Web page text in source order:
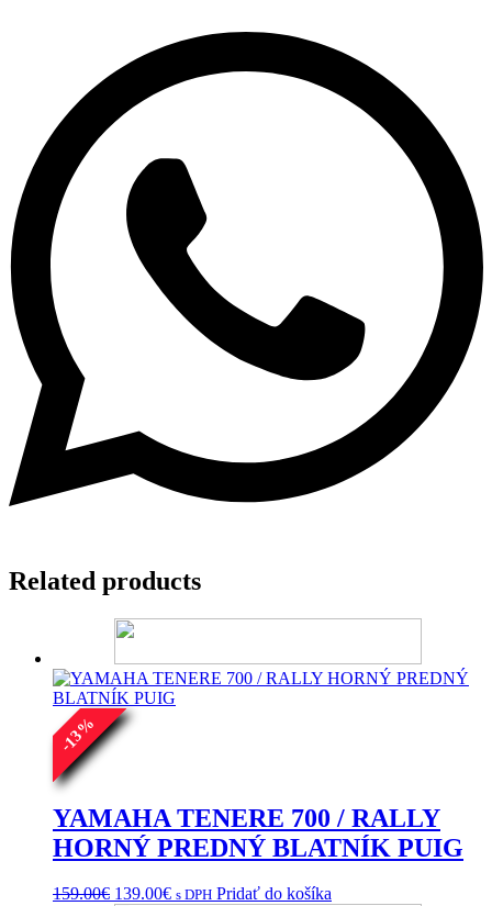
Related products
-
13
%
YAMAHA TENERE 700 / RALLY
HORNÝ PREDNÝ BLATNÍK PUIG
159.00€ Pôvodná
139.00€Aktuálna
s DPH Pridať do košíka